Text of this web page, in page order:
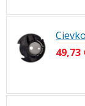
49,73